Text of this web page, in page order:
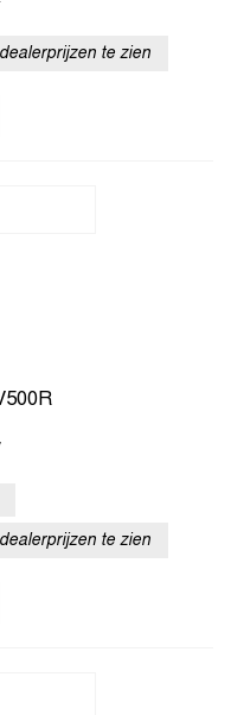
te zien
te zien